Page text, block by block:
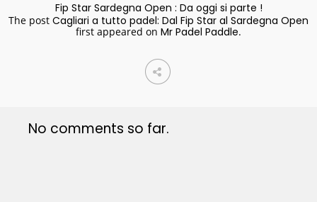
Fip Star Sardegna Open : Da oggi si parte !
The post Cagliari a tutto padel: Dal Fip Star al Sardegna Open
first appeared on Mr Padel Paddle.
No comments so far.